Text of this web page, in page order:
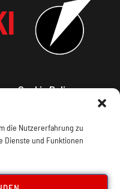
die Nutzererfahrung zu
Dienste und Funktionen
Cookie Policy
Kontakt